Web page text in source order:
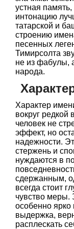
устная
интонацию
татарской и
строению
песенных
Тимирсолта
не из фабулы,
народа.
Характер
вокруг редкой
человек не
эффект, но
надежности.
стержень и
нуждаются в
сдержанным,
всегда стоит
чувство меры.
особенно ярко
выдержка,
расплескать